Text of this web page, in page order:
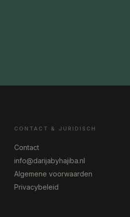
CONTACT & JURIDISCH
Contact
info@darijabyhajiba.nl
Algemene voorwaarden
Privacybeleid